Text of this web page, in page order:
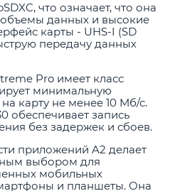
что означает, что она
данных и высокие
карты - UHS-I (SD
передачу данных
Pro имеет класс
минимальную
карту не менее 10 Мб/с.
обеспечивает запись
без задержек и сбоев.
приложений A2 делает
выбором для
мобильных
и планшеты. Она